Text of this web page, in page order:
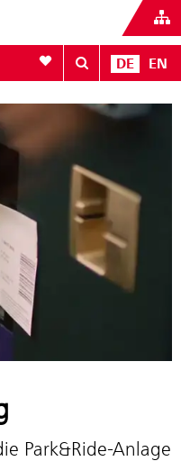
Zur Favoritenliste
DE EN
Park&Ride-Anlage